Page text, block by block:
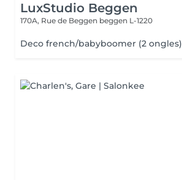
LuxStudio Beggen
170A, Rue de Beggen beggen L-1220
Deco french/babyboomer (2 ongles)